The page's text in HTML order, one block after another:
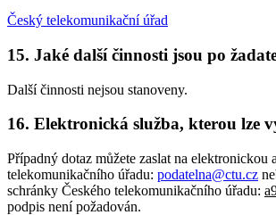
Český telekomunikační úřad
15. Jaké další činnosti jsou po
Další činnosti nejsou stanoveny.
16. Elektronická služba, kterou lze
Případný dotaz můžete zaslat na elektronickou
telekomunikačního úřadu: podatelna@ctu.cz
schránky Českého telekomunikačního úřadu:
podpis není požadován.